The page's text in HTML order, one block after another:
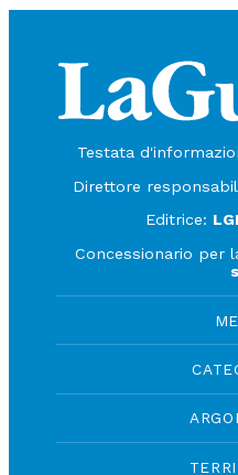
Testata
Direttore
Editrice:
Concessionario per